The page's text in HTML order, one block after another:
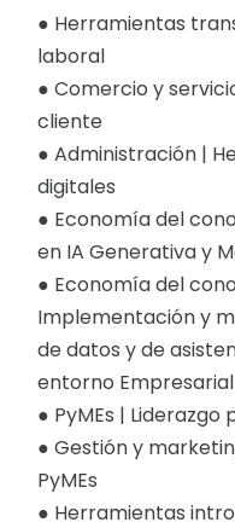
● Herramientas
laboral
● Comercio y
cliente
● Administración |
digitales
● Economía del
en IA Generativa y
● Economía del
Implementación y
de datos y de
entorno Empresarial
● PyMEs |
● Gestión y
PyMEs
● Herramientas